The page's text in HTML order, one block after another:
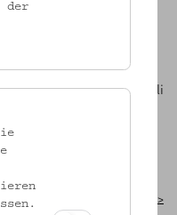
je vzájomná dôvera
Ak sa raz dôvera
– obnoviť ju potrvá
svojich členov dlho
a zradcov, ktorým padli
ale aj úsilie tých, ktorí
Zwischen Identitäten >
der